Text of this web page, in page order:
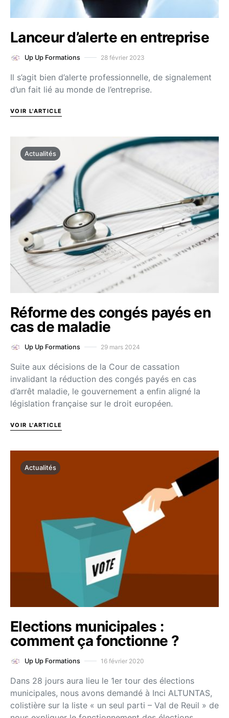
Lanceur d’alerte en entreprise
Up Up Formations 28 février 2023
Il s’agit bien d’alerte professionnelle, de signalement
d’un fait lié au monde de l’entreprise.
VOIR L'ARTICLE
Actualités
Réforme des congés payés en
cas de maladie
Up Up Formations 29 mars 2024
Suite aux décisions de la Cour de cassation
invalidant la réduction des congés payés en cas
d’arrêt maladie, le gouvernement a enfin aligné la
législation française sur le droit européen.
VOIR L'ARTICLE
Actualités
Elections municipales :
comment ça fonctionne ?
Up Up Formations 16 février 2020
Dans 28 jours aura lieu le 1er tour des élections
municipales, nous avons demandé à Inci ALTUNTAS,
colistière sur la liste « un seul parti – Val de Reuil » de